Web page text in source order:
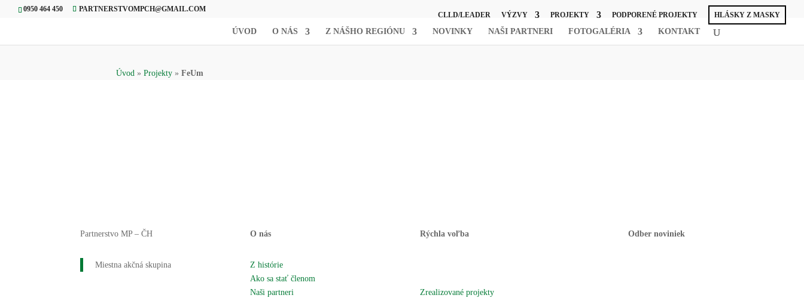
0950 464 450 PARTNERSTVOMPCH@GMAIL.COM
CLLD/LEADER VÝZVY PROJEKTY PODPORENÉ PROJEKTY HLÁSKY Z MASKY
ÚVOD O NÁS Z NÁŠHO REGIÓNU NOVINKY NAŠI PARTNERI FOTOGALÉRIA KONTAKT
Úvod »Projekty »FeUm
Partnerstvo MP – ČH
Miestna akčná skupina
O nás
Z histórie
Ako sa stať členom
Naši partneri
Rýchla voľba
Zrealizované projekty
Odber noviniek